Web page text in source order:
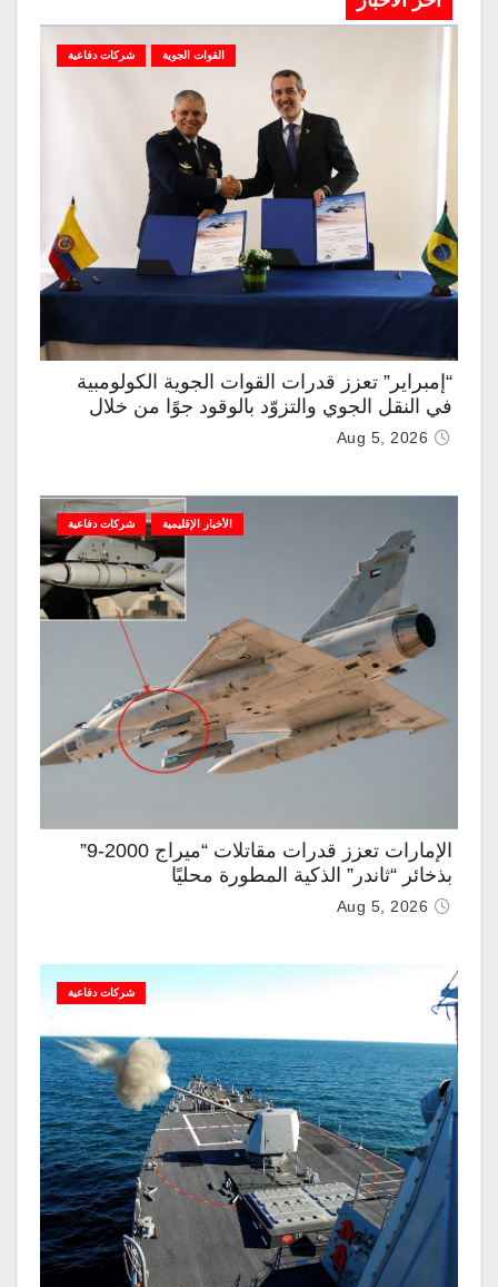
القوات الجوية شركات دفاعية
“إمبراير” تعزز قدرات القوات الجوية الكولومبية
في النقل الجوي والتزوّد بالوقود جوًا من خلال
تزويدها بطائرتي “كيه سي-390 ميلينيوم”
Aug 5, 2026
الأخبار الإقليمية شركات دفاعية
الإمارات تعزز قدرات مقاتلات “ميراج 2000-9”
بذخائر “ثاندر” الذكية المطورة محليًا
Aug 5, 2026
شركات دفاعية